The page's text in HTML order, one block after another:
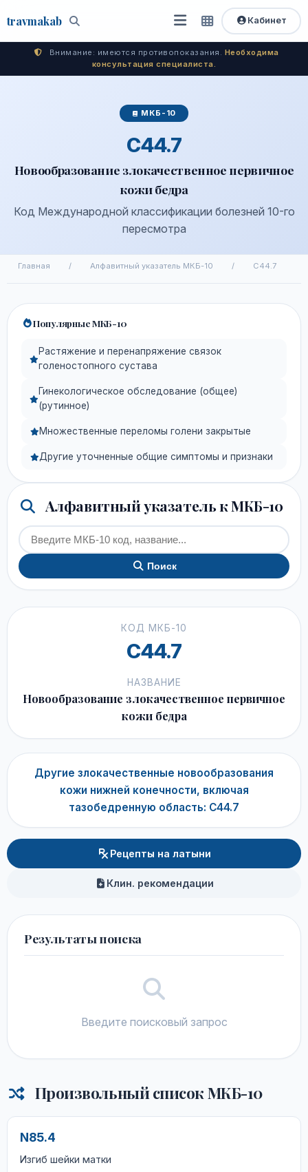
travmakab Поиск
Открыть
меню
Быстрый
доступ
Кабинет
Внимание: имеются противопоказания. Необходима
консультация специалиста.
МКБ-10
C44.7
Новообразование злокачественное первичное
кожи бедра
Код Международной классификации болезней 10-го
пересмотра
Главная / Алфавитный указатель МКБ-10 / C44.7
Популярные МКБ-10
Растяжение и перенапряжение связок
голеностопного сустава
Гинекологическое обследование (общее)
(рутинное)
Множественные переломы голени закрытые
Другие уточненные общие симптомы и признаки
Алфавитный указатель к МКБ-10
Поиск
КОД МКБ-10
C44.7
НАЗВАНИЕ
Новообразование злокачественное первичное
кожи бедра
Другие злокачественные новообразования
кожи нижней конечности, включая
тазобедренную область: C44.7
Рецепты на латыни
Клин. рекомендации
Результаты поиска
Введите поисковый запрос
Произвольный список МКБ-10
N85.4
Изгиб шейки матки